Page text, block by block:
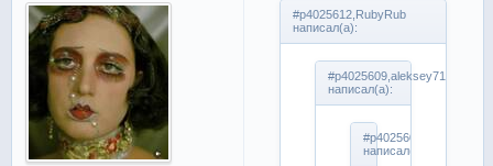
#p4025612,RubyRub
написал(а):
#p4025609,aleksey71
написал(а):
#p4025607,RubyRub
написал(а):